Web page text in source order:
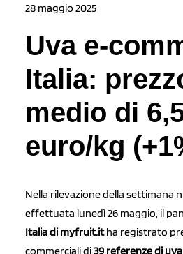
28 maggio 2025
Uva e-
Italia:
medio di
euro/kg
Nella rilevazione della settimana
effettuata lunedì 26 maggio, il
Italia di myfruit.itha registrato
commerciali di39 referenze di